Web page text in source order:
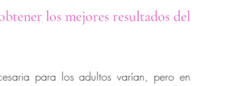
los mejores resultados del
para los adultos varían, pero en